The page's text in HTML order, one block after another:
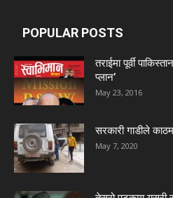
POPULAR POSTS
तराईमा पूर्वी
प्लान’
May 23, 2016
सरकारी गाडीले
May 7, 2020